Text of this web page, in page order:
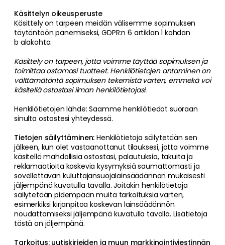
Käsittelyn oikeusperuste
Käsittely on tarpeen meidän välisemme sopimuksen
täytäntöön panemiseksi, GDPR:n 6 artiklan 1 kohdan
b alakohta.
Käsittely on tarpeen, jotta voimme täyttää sopimuksen ja
toimittaa ostamasi tuotteet. Henkilötietojen antaminen on
välttämätöntä sopimuksen tekemistä varten, emmekä voi
käsitellä ostostasi ilman henkilötietojasi.
Henkilötietojen lähde: Saamme henkilötiedot suoraan
sinulta ostostesi yhteydessä.
Tietojen säilyttäminen: Henkilötietoja säilytetään sen
jälkeen, kun olet vastaanottanut tilauksesi, jotta voimme
käsitellä mahdollisia ostostasi, palautuksia, takuita ja
reklamaatioita koskevia kysymyksiä saumattomasti ja
sovellettavan kuluttajansuojalainsäädännön mukaisesti
jäljempänä kuvatulla tavalla. Joitakin henkilötietoja
säilytetään pidempään muita tarkoituksia varten,
esimerkiksi kirjanpitoa koskevan lainsäädännön
noudattamiseksi jäljempänä kuvatulla tavalla. Lisätietoja
tästä on jäljempänä.
Tarkoitus: uutiskirjeiden ja muun markkinointiviestinnän